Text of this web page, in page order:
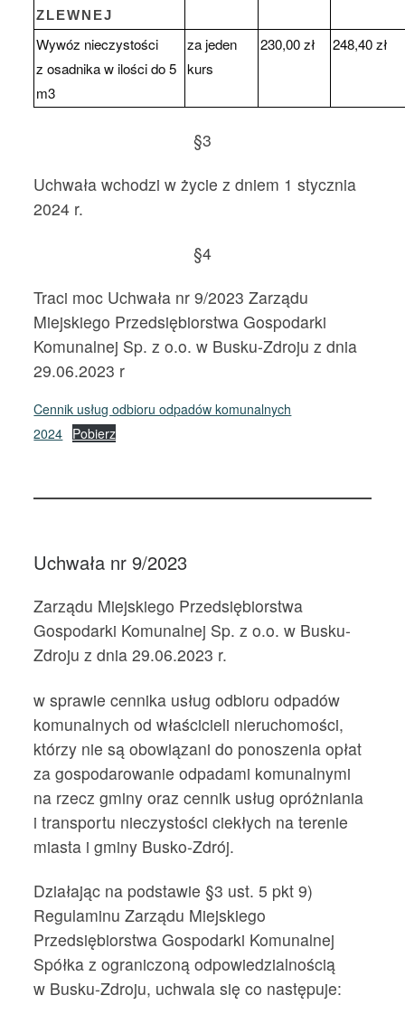
ZLEWNEJ
Wywóz nieczystości
z osadnika w ilości do 5
m3
za jeden
kurs
230,00 zł 248,40 zł
§3
Uchwała wchodzi w życie z dniem 1 stycznia
2024 r.
§4
Traci moc Uchwała nr 9/2023 Zarządu
Miejskiego Przedsiębiorstwa Gospodarki
Komunalnej Sp. z o.o. w Busku-Zdroju z dnia
29.06.2023 r
Cennik usług odbioru odpadów komunalnych
2024 Pobierz
Uchwała nr 9/2023
Zarządu Miejskiego Przedsiębiorstwa
Gospodarki Komunalnej Sp. z o.o. w Busku-
Zdroju z dnia 29.06.2023 r.
w sprawie cennika usług odbioru odpadów
komunalnych od właścicieli nieruchomości,
którzy nie są obowiązani do ponoszenia opłat
za gospodarowanie odpadami komunalnymi
na rzecz gminy oraz cennik usług opróżniania
i transportu nieczystości ciekłych na terenie
miasta i gminy Busko-Zdrój.
Działając na podstawie §3 ust. 5 pkt 9)
Regulaminu Zarządu Miejskiego
Przedsiębiorstwa Gospodarki Komunalnej
Spółka z ograniczoną odpowiedzialnością
w Busku-Zdroju, uchwala się co następuje: